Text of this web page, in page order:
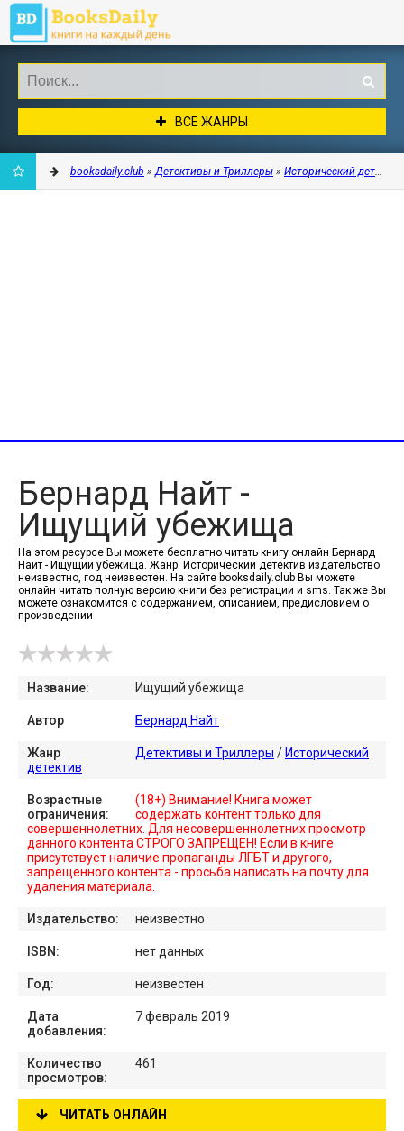
ВСЕ ЖАНРЫ
booksdaily.club »Детективы и Триллеры » Исторический детектив
Бернард Найт -
Ищущий убежища
На этом ресурсе Вы можете бесплатно читать книгу онлайн Бернард
Найт - Ищущий убежища. Жанр: Исторический детектив издательство
неизвестно, год неизвестен. На сайте booksdaily.club Вы можете
онлайн читать полную версию книги без регистрации и sms. Так же Вы
можете ознакомится с содержанием, описанием, предисловием о
произведении
Название: Ищущий убежища
Автор Бернард Найт
Жанр Детективы и Триллеры / Исторический
детектив
Возрастные
ограничения:
(18+) Внимание! Книга может
содержать контент только для
совершеннолетних. Для несовершеннолетних просмотр
данного контента СТРОГО ЗАПРЕЩЕН! Если в книге
присутствует наличие пропаганды ЛГБТ и другого,
запрещенного контента - просьба написать на почту для
удаления материала.
Издательство: неизвестно
ISBN: нет данных
Год: неизвестен
Дата
добавления:
7 февраль 2019
Количество
просмотров:
461
ЧИТАТЬ ОНЛАЙН